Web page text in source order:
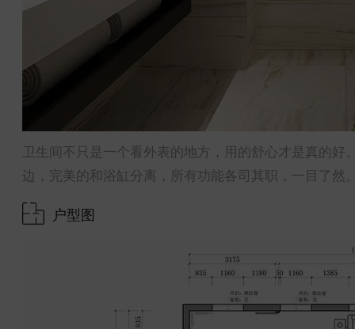
卫生间不只是一个看外表的地方，用的舒心才是真的
边，完美的和浴缸分离，所有功能各司其职，一目了然
户型图